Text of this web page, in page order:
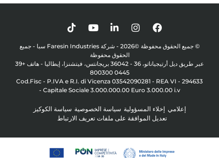
© جميع الحقوق محفوظة ©2026 - شركة Faresin Industries سبا - جميع
الحقوق محفوظة
عبر طريق ديل أرتيجياناتو، 36 - 36042 بريجانتس، فيتشنزا، إيطاليا - هاتف +39
0445 800300
Cod.Fisc - P.IVA e R.I. di Vicenza 03542090281 - REA VI - 294633
- Capitale Sociale 3.000.000.00 Euro 3.000.00 i.v
إعلامي إخلاء المسؤولية سياسة الخصوصية سياسة الكوكيز
تعديل الموافقة على ملفات تعريف الارتباط